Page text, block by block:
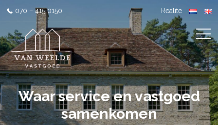
070 – 415 0150 Realite
Waar service en vastgoed
samenkomen